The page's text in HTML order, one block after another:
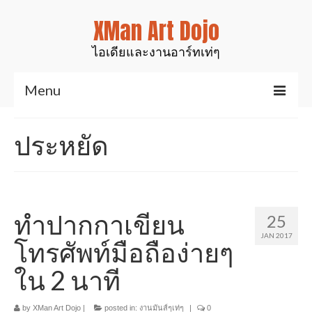
XMan Art Dojo
ไอเดียและงานอาร์ทเท่ๆ
Menu
Art & Design
สินค้าของเรา
งานเรซิ่นเคลือบไม้
งานศิลป์สำหรับตกแต่ง
ประหยัด
25
JAN 2017
ทำปากกาเขียน
โทรศัพท์มือถือง่ายๆ
ใน 2 นาที
by XMan Art Dojo | posted in: งานมันส์ๆเท่ๆ | 0